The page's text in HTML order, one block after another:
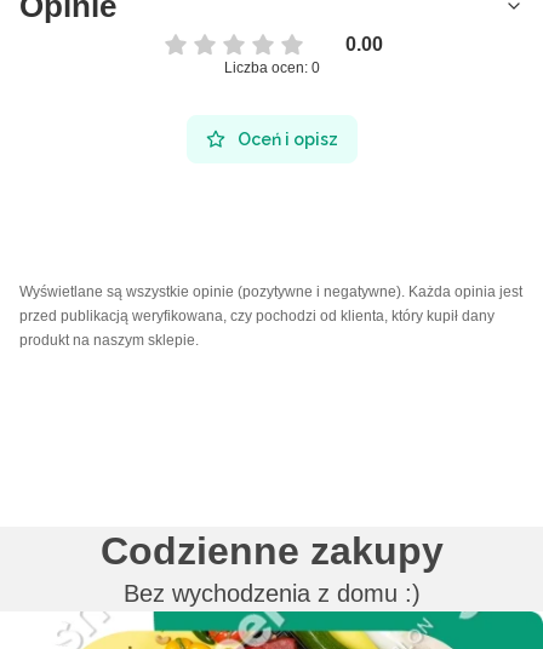
0.00
Liczba ocen: 0
Oceń i opisz
Wyświetlane są wszystkie opinie (pozytywne i negatywne). Każda opinia jest
przed publikacją weryfikowana, czy pochodzi od klienta, który kupił dany
produkt na naszym sklepie.
Codzienne zakupy
Bez wychodzenia z domu :)